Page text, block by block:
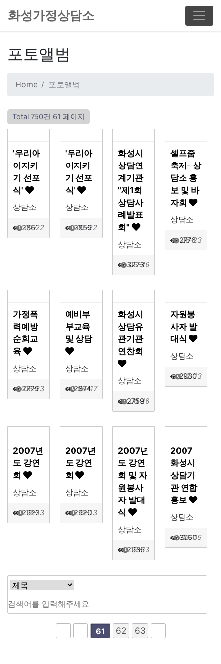
화성가정상담소
포토앨범
Home 포토앨범
Total 750건 61 페이지
'우리아
이지키
기 선포
식'
상담소
2861
07-22
'우리아
이지키
기 선포
식'
상담소
2859
07-22
화성시
상담연
계기관
"제1회
상담사
례발표
회"
상담소
3273
06-26
셀프줌
축제- 상
담소 홍
보 및 바
자회
상담소
2776
06-23
가정폭
력예방
순회교
육
상담소
2729
06-23
예비부
부교육
및 상담
상담소
2874
06-17
화성시
상담유
관기관
연찬회
상담소
2759
06-16
자원봉
사자 발
대식
상담소
2930
12-13
2007년
도 강연
회
상담소
2922
12-13
2007년
도 강연
회
상담소
2920
12-13
2007년
도 강연
회 및 자
원봉사
자 발대
식
상담소
2936
12-13
2007
화성시
상담기
관 연합
홍보
상담소
3060
10-05
61 62 63